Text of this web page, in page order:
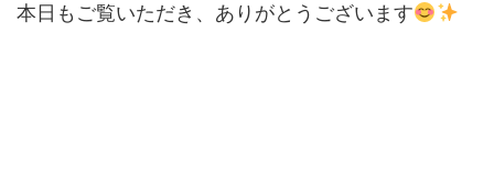
本日もご覧いただき、ありがとうございます